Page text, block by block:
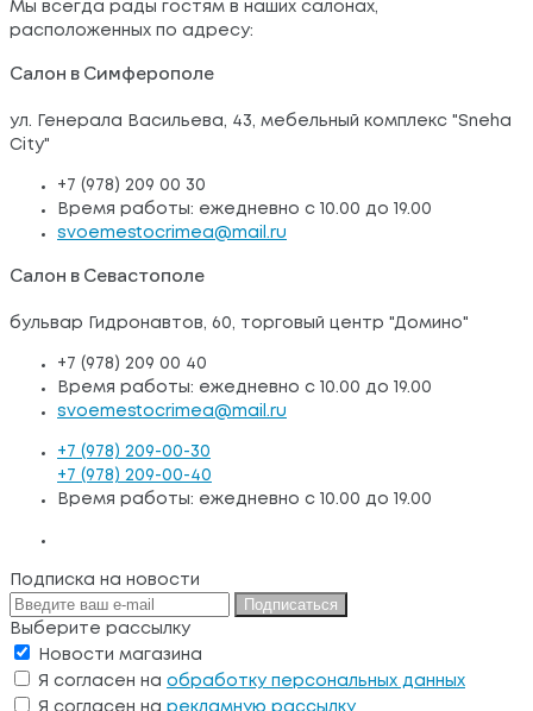
Мы всегда рады гостям в наших салонах,
расположенных по адресу:
Салон в Симферополе
ул. Генерала Васильева, 43, мебельный комплекс "Sneha
City"
+7 (978) 209 00 30
Время работы: ежедневно с 10.00 до 19.00
svoemestocrimea@mail.ru
Салон в Севастополе
бульвар Гидронавтов, 60, торговый центр "Домино"
+7 (978) 209 00 40
Время работы: ежедневно с 10.00 до 19.00
svoemestocrimea@mail.ru
+7 (978) 209-00-30
+7 (978) 209-00-40
Время работы: ежедневно с 10.00 до 19.00
Подписка на новости
Подписаться
Выберите рассылку
Новости магазина
Я согласен на обработку персональных данных
Я согласен на рекламную рассылку